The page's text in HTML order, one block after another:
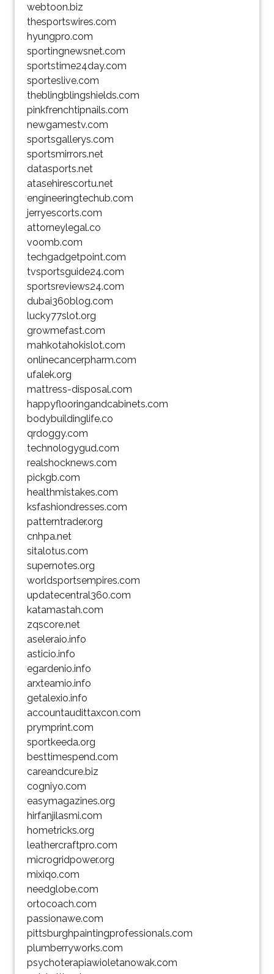
webtoon.biz
thesportswires.com
hyungpro.com
sportingnewsnet.com
sportstime24day.com
sporteslive.com
theblingblingshields.com
pinkfrenchtipnails.com
newgamestv.com
sportsgallerys.com
sportsmirrors.net
datasports.net
atasehirescortu.net
engineeringtechub.com
jerryescorts.com
attorneylegal.co
voomb.com
techgadgetpoint.com
tvsportsguide24.com
sportsreviews24.com
dubai360blog.com
lucky77slot.org
growmefast.com
mahkotahokislot.com
onlinecancerpharm.com
ufalek.org
mattress-disposal.com
happyflooringandcabinets.com
bodybuildinglife.co
qrdoggy.com
technologygud.com
realshocknews.com
pickgb.com
healthmistakes.com
ksfashiondresses.com
patterntrader.org
cnhpa.net
sitalotus.com
supernotes.org
worldsportsempires.com
updatecentral360.com
katamastah.com
zqscore.net
aseleraio.info
asticio.info
egardenio.info
arxteamio.info
getalexio.info
accountaudittaxcon.com
prymprint.com
sportkeeda.org
besttimespend.com
careandcure.biz
cogniyo.com
easymagazines.org
hirfanjilasmi.com
hometricks.org
leathercraftpro.com
microgridpower.org
mixiqo.com
needglobe.com
ortocoach.com
passionawe.com
pittsburghpaintingprofessionals.com
plumberryworks.com
psychoterapiawioletanowak.com